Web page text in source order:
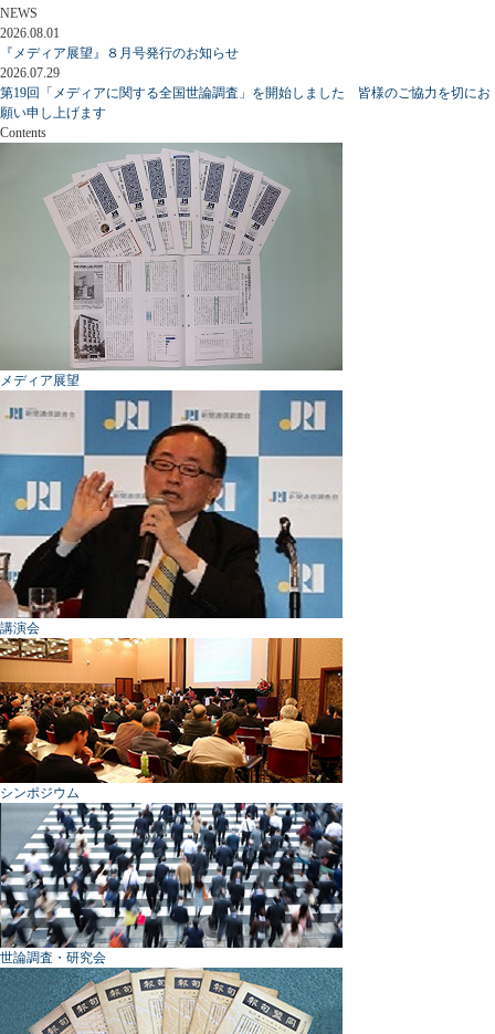
NEWS
2026.08.01
『メディア展望』８月号発行のお知らせ
2026.07.29
第19回「メディアに関する全国世論調査」を開始しました 皆様のご協力を切にお
願い申し上げます
Contents
メディア展望
講演会
シンポジウム
世論調査・研究会